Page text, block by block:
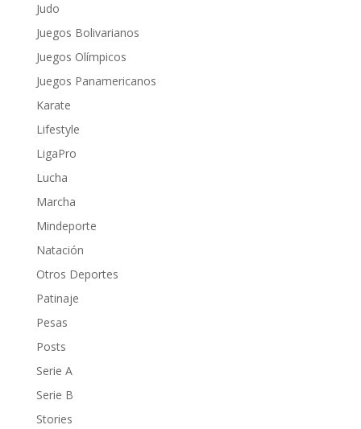
Judo
Juegos Bolivarianos
Juegos Olímpicos
Juegos Panamericanos
Karate
Lifestyle
LigaPro
Lucha
Marcha
Mindeporte
Natación
Otros Deportes
Patinaje
Pesas
Posts
Serie A
Serie B
Stories